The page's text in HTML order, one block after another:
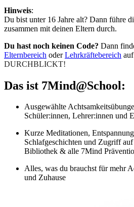
Hinweis:
Du bist unter 16 Jahre alt? Dann führe
zusammen mit deinen Eltern durch.
Du hast noch keinen Code? Dann
Elternbereich oderLehrkräftebereich
DURCHBLICKT!
Das ist 7Mind@School:
Ausgewählte
Schüler:innen, Lehrer:innen und
Kurze Meditationen,
Schlafgeschichten und Zugriff
Bibliothek & alle 7Mind
Alles, was du brauchst für mehr
und Zuhause